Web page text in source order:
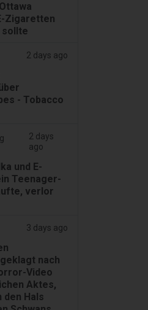
Zigaretten
sollte
2 days ago
- Tobacco
2 days
ago
und E-
Teenager-
verlor
3 days ago
nach
Video
Aktes,
den Hals